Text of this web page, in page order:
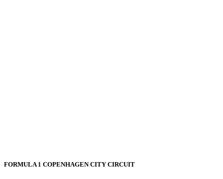
FORMULA 1 COPENHAGEN CITY CIRCUIT